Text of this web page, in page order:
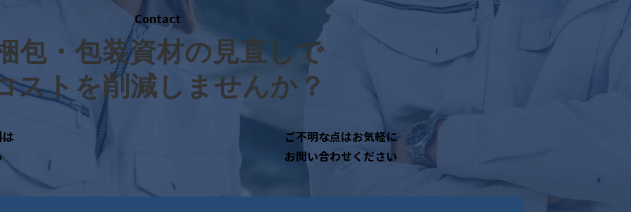
Contact
包・包装資材の見直しで
ストを削減しませんか？
ご不明な点はお気軽に
お問い合わせください